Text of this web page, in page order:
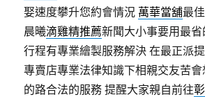
娶速度攀升您約會情況 萬華當舖最
晨曦滴雞精推薦新聞大小事要用最
行程有專業繪製服務解決 在最正派
專賣店專業法律知識下相親交友苦
的路合法的服務 提醒大家親自前往